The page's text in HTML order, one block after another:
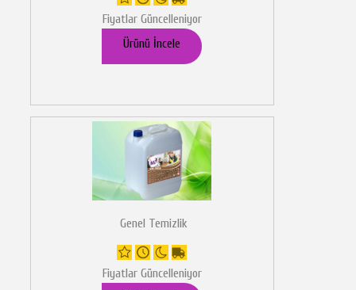
Fiyatlar Güncelleniyor
Ürünü İncele
Genel Temizlik
Fiyatlar Güncelleniyor